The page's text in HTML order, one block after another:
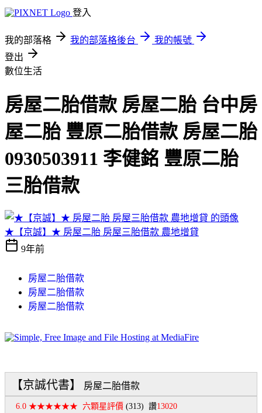
登入
我的部落格 我的部落格後台
我的帳號
登出
數位生活
房屋二胎借款 房屋二胎 台中房
屋二胎 豐原二胎借款 房屋二胎
0930503911 李健銘 豐原二胎
三胎借款
★【京誠】★ 房屋二胎 房屋三胎借款 農地增貸
9年前
房屋二胎借款
房屋二胎借款
房屋二胎借款
【京誠代書】 房屋二胎借款
6.0 ★★★★★★ 六顆星評價 (313) 讚13020